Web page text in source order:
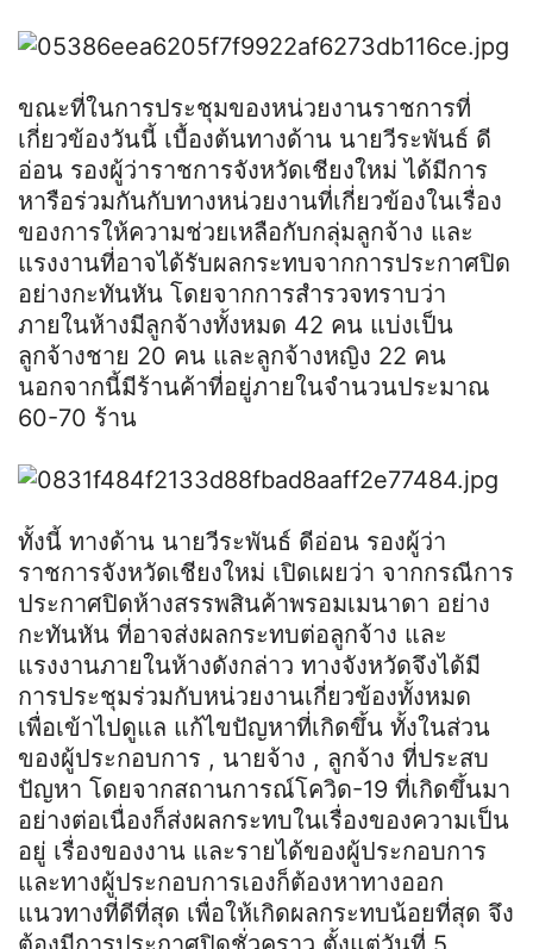
ขณะที่ในการประชุมของหน่วยงานราชการที่
เกี่ยวข้องวันนี้ เบื้องต้นทางด้าน นายวีระพันธ์ ดี
อ่อน รองผู้ว่าราชการจังหวัดเชียงใหม่ ได้มีการ
หารือร่วมกันกับทางหน่วยงานที่เกี่ยวข้องในเรื่อง
ของการให้ความช่วยเหลือกับกลุ่มลูกจ้าง และ
แรงงานที่อาจได้รับผลกระทบจากการประกาศปิด
อย่างกะทันหัน โดยจากการสำรวจทราบว่า
ภายในห้างมีลูกจ้างทั้งหมด 42 คน แบ่งเป็น
ลูกจ้างชาย 20 คน และลูกจ้างหญิง 22 คน
นอกจากนี้มีร้านค้าที่อยู่ภายในจำนวนประมาณ
60-70 ร้าน
ทั้งนี้ ทางด้าน นายวีระพันธ์ ดีอ่อน รองผู้ว่า
ราชการจังหวัดเชียงใหม่ เปิดเผยว่า จากกรณีการ
ประกาศปิดห้างสรรพสินค้าพรอมเมนาดา อย่าง
กะทันหัน ที่อาจส่งผลกระทบต่อลูกจ้าง และ
แรงงานภายในห้างดังกล่าว ทางจังหวัดจึงได้มี
การประชุมร่วมกับหน่วยงานเกี่ยวข้องทั้งหมด
เพื่อเข้าไปดูแล แก้ไขปัญหาที่เกิดขึ้น ทั้งในส่วน
ของผู้ประกอบการ , นายจ้าง , ลูกจ้าง ที่ประสบ
ปัญหา โดยจากสถานการณ์โควิด-19 ที่เกิดขึ้นมา
อย่างต่อเนื่องก็ส่งผลกระทบในเรื่องของความเป็น
อยู่ เรื่องของงาน และรายได้ของผู้ประกอบการ
และทางผู้ประกอบการเองก็ต้องหาทางออก
แนวทางที่ดีที่สุด เพื่อให้เกิดผลกระทบน้อยที่สุด จึง